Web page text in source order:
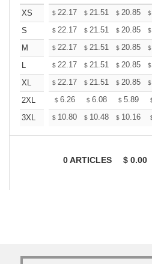
XS $ 22.17 $ 21.51 $ 20.85 $
S
$ 22.17 $ 21.51 $ 20.85 $
M
$ 22.17 $ 21.51 $ 20.85 $
L
$ 22.17 $ 21.51 $ 20.85 $
XL
$ 22.17 $ 21.51 $ 20.85 $
2XL
$ 6.26 $ 6.08 $ 5.89
3XL
$ 10.80 $ 10.48 $ 10.16
0ARTICLES $ 0.00